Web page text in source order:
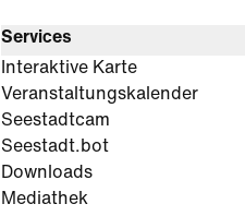
Services
Interaktive Karte
Veranstaltungskalender
Seestadtcam
Seestadt.bot
Downloads
Mediathek